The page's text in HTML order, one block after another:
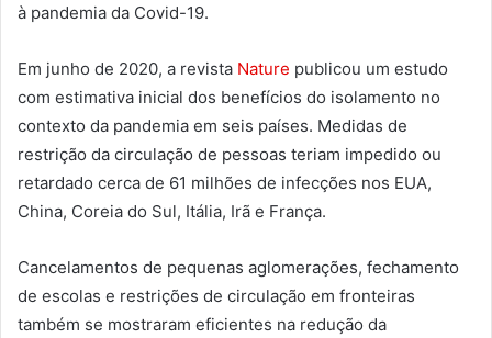
à pandemia da Covid-19.
Em junho de 2020, a revista Nature publicou um estudo
com estimativa inicial dos benefícios do isolamento no
contexto da pandemia em seis países. Medidas de
restrição da circulação de pessoas teriam impedido ou
retardado cerca de 61 milhões de infecções nos EUA,
China, Coreia do Sul, Itália, Irã e França.
Cancelamentos de pequenas aglomerações, fechamento
de escolas e restrições de circulação em fronteiras
também se mostraram eficientes na redução da